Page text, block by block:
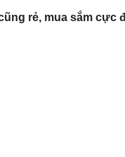
rẻ, mua sắm cực